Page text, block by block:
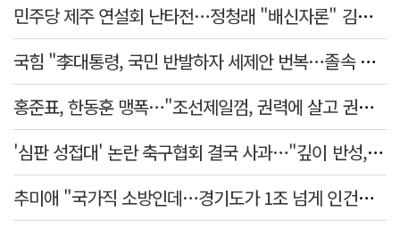
민주당 제주 연설회 난타전…정청래 "배신자론" 김민석 "관리 무능"
국힘 "李대통령, 국민 반발하자 세제안 번복…졸속 국정 즉각 중단"
홍준표, 한동훈 맹폭…"조선제일껌, 권력에 살고 권력에 죽었다"
'심판 성접대' 논란 축구협회 결국 사과…"깊이 반성, 쇄신하겠다"
추미애 "국가직 소방인데…경기도가 1조 넘게 인건비 대납"